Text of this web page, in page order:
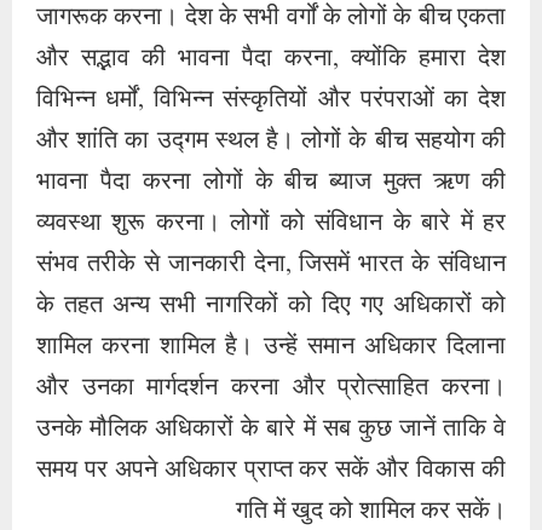
जागरूक करना। देश के सभी वर्गों के लोगों के बीच एकता
और सद्भाव की भावना पैदा करना, क्योंकि हमारा देश
विभिन्न धर्मों, विभिन्न संस्कृतियों और परंपराओं का देश
और शांति का उद्गम स्थल है। लोगों के बीच सहयोग की
भावना पैदा करना लोगों के बीच ब्याज मुक्त ऋण की
व्यवस्था शुरू करना। लोगों को संविधान के बारे में हर
संभव तरीके से जानकारी देना, जिसमें भारत के संविधान
के तहत अन्य सभी नागरिकों को दिए गए अधिकारों को
शामिल करना शामिल है। उन्हें समान अधिकार दिलाना
और उनका मार्गदर्शन करना और प्रोत्साहित करना।
उनके मौलिक अधिकारों के बारे में सब कुछ जानें ताकि वे
समय पर अपने अधिकार प्राप्त कर सकें और विकास की
गति में खुद को शामिल कर सकें।